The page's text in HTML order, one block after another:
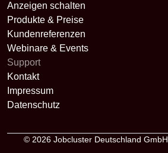
Anzeigen schalten
Produkte & Preise
Kundenreferenzen
Webinare & Events
Support
Kontakt
Impressum
Datenschutz
© 2026 Jobcluster Deutschland GmbH